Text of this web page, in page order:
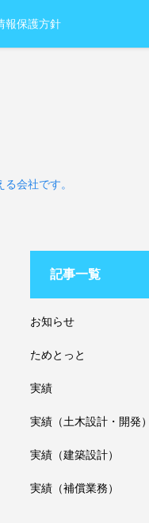
報保護方針
会社です。
記事一覧
お知らせ
ためとっと
実績
実績（土木設計・開発）
実績（建築設計）
実績（補償業務）